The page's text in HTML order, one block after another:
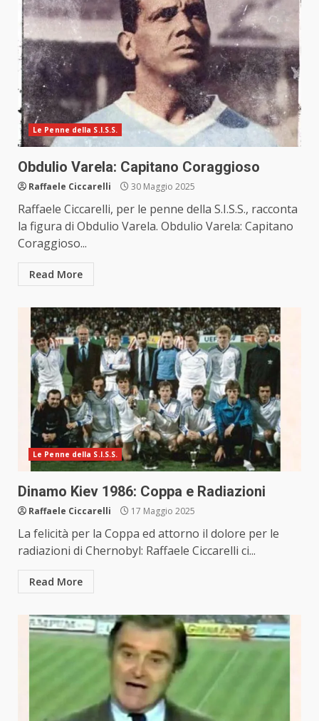
Le Penne della S.I.S.S.
Obdulio Varela: Capitano Coraggioso
Raffaele Ciccarelli 30 Maggio 2025
Raffaele Ciccarelli, per le penne della S.I.S.S., racconta
la figura di Obdulio Varela. Obdulio Varela: Capitano
Coraggioso...
Read More
Le Penne della S.I.S.S.
Dinamo Kiev 1986: Coppa e Radiazioni
Raffaele Ciccarelli 17 Maggio 2025
La felicità per la Coppa ed attorno il dolore per le
radiazioni di Chernobyl: Raffaele Ciccarelli ci...
Read More